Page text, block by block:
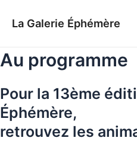
La Galerie Éphémère
Au programme
Pour la 13ème
Éphémère,
retrouvez les